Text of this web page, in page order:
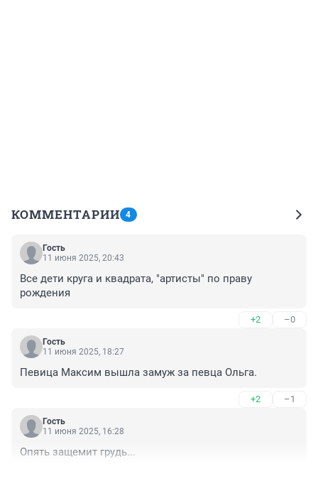
КОММЕНТАРИИ 4
Гость
11 июня 2025, 20:43
Все дети круга и квадрата, "артисты" по праву
рождения
+2 –0
Гость
11 июня 2025, 18:27
Певица Максим вышла замуж за певца Ольга.
+2 –1
Гость
11 июня 2025, 16:28
Опять защемит грудь...